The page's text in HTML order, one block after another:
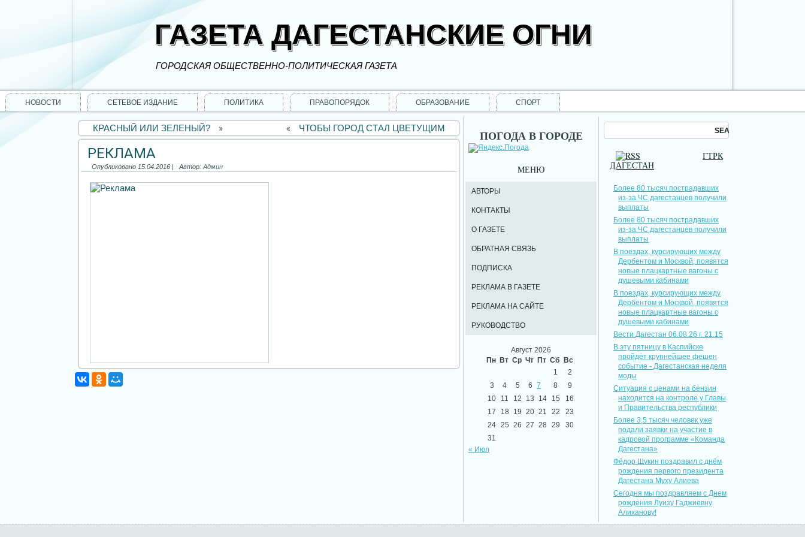
ГАЗЕТА ДАГЕСТАНСКИЕ ОГНИ
ГОРОДСКАЯ ОБЩЕСТВЕННО-ПОЛИТИЧЕСКАЯ ГАЗЕТА
НОВОСТИ СЕТЕВОЕ ИЗДАНИЕ ПОЛИТИКА ПРАВОПОРЯДОК ОБРАЗОВАНИЕ СПОРТ
КРАСНЫЙ ИЛИ ЗЕЛЕНЫЙ? » « ЧТОБЫ ГОРОД СТАЛ ЦВЕТУЩИМ
РЕКЛАМА
Опубликовано 15.04.2016 | Автор: Админ
ПОГОДА В ГОРОДЕ
МЕНЮ
АВТОРЫ
КОНТАКТЫ
О ГАЗЕТЕ
ОБРАТНАЯ СВЯЗЬ
ПОДПИСКА
РЕКЛАМА В ГАЗЕТЕ
РЕКЛАМА НА САЙТЕ
РУКОВОДСТВО
Август 2026
Пн Вт Ср Чт Пт Сб
Вс
1
2
3
4 5 6 7 8
9
10
11 12 13 14 15
16
17
18 19 20 21 22
23
24 25 26 27 28 29
30
31
« Июл
ГТРК
ДАГЕСТАН
Более 80 тысяч пострадавших
из-за ЧС дагестанцев получили
выплаты
Более 80 тысяч пострадавших
из-за ЧС дагестанцев получили
выплаты
В поездах, курсирующих между
Дербентом и Москвой, появятся
новые плацкартные вагоны с
душевыми кабинами
В поездах, курсирующих между
Дербентом и Москвой, появятся
новые плацкартные вагоны с
душевыми кабинами
Вести Дагестан 06.08.26 г. 21.15
В эту пятницу в Каспийске
пройдёт крупнейшее фешен
событие - Дагестанская неделя
моды
Ситуация с ценами на бензин
находится на контроле у Главы
и Правительства республики
Более 3,5 тысяч человек уже
подали заявки на участие в
кадровой программе «Команда
Дагестана»
Фёдор Щукин поздравил с днём
рождения первого президента
Дагестана Муху Алиева
Сегодня мы поздравляем с Днем
рождения Луизу Гаджиевну
Алиханову!